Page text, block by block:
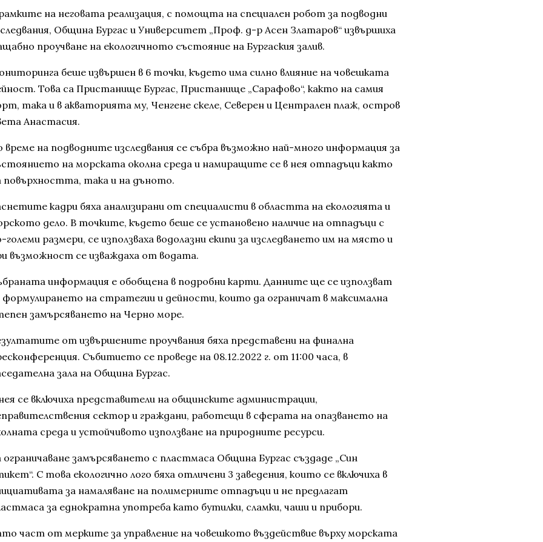
на неговата реализация, с помощта на специален робот за подводни
Община Бургас и Университет „Проф. д-р Асен Златаров“ извършиха
проучване на екологичното състояние на Бургаския залив.
беше извършен в 6 точки, където има силно влияние на човешката
Това са Пристанище Бургас, Пристанище „Сарафово“, както на самия
така и в акваторията му, Ченгене скеле, Северен и Централен плаж, остров
Анастасия.
време на подводните изследвания се събра възможно най-много информация за
на морската околна среда и намиращите се в нея отпадъци както
повърхността, така и на дъното.
кадри бяха анализирани от специалисти в областта на екологията и
дело. В точките, където беше се установено наличие на отпадъци с
големи размери, се използваха водолазни екипи за изследването им на място и
възможност се изваждаха от водата.
информация е обобщена в подробни карти. Данните ще се използват
формулирането на стратегии и дейности, които да ограничат в максимална
замърсяването на Черно море.
от извършените проучвания бяха представени на финална
Събитието се проведе на 08.12.2022 г. от 11:00 часа, в
зала на Община Бургас.
се включиха представители на общинските администрации,
сектор и граждани, работещи в сферата на опазването на
среда и устойчивото използване на природните ресурси.
ограничаване замърсяването с пластмаса Община Бургас създаде „Син
С това екологично лого бяха отличени 3 заведения, които се включиха в
за намаляване на полимерните отпадъци и не предлагат
за еднократна употреба като бутилки, сламки, чаши и прибори.
част от мерките за управление на човешкото въздействие върху морската